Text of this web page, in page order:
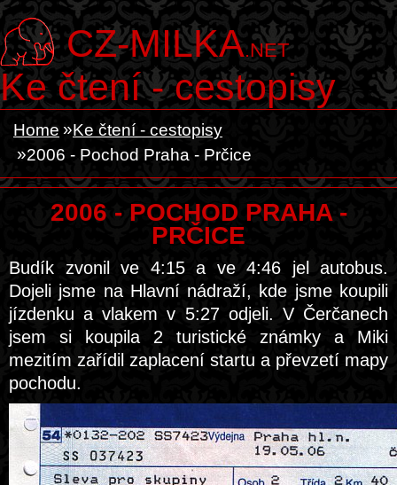
CZ-MILKA.NET
Ke čtení - cestopisy
Home
Ke čtení - cestopisy
2006 - Pochod Praha - Prčice
2006 - POCHOD PRAHA -
PRČICE
Budík zvonil ve 4:15 a ve 4:46 jel autobus.
Dojeli jsme na Hlavní nádraží, kde jsme koupili
jízdenku a vlakem v 5:27 odjeli. V Čerčanech
jsem si koupila 2 turistické známky a Miki
mezitím zařídil zaplacení startu a převzetí mapy
pochodu.